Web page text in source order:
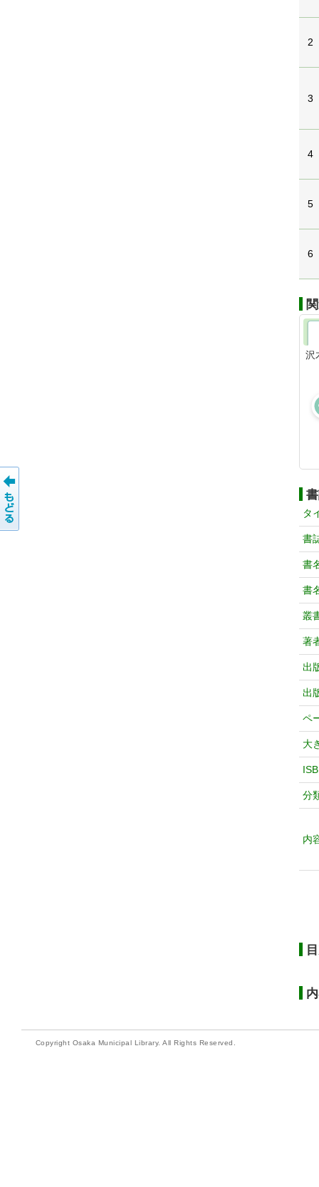
2
3
4
5
6
沢
タ
書
書
書
叢
著
出
出
ペ
大
分
内
Copyright Osaka Municipal Library. All Rights Reserved.